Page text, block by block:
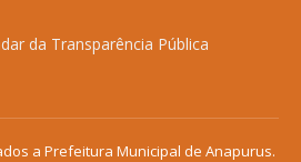
da Transparência Pública
a Prefeitura Municipal de Anapurus.